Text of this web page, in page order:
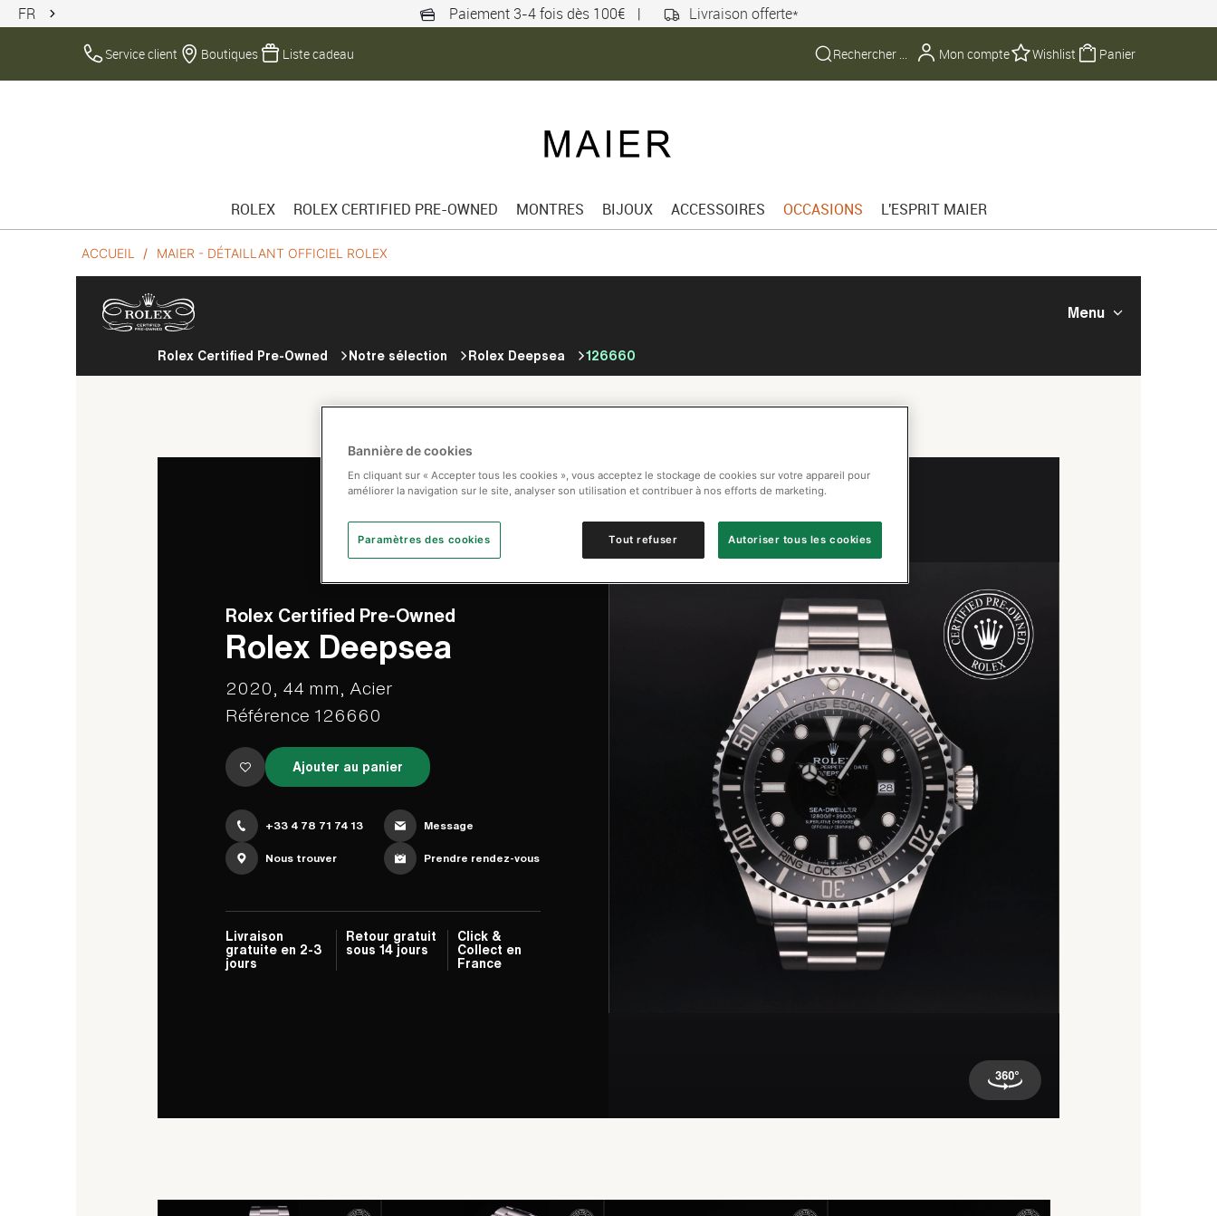
FR Paiement 3-4 fois dès 100€ | Livraison offerte*
Service client Boutiques Liste cadeau Mon compte Wishlist Panier
ROLEX ROLEX CERTIFIED PRE-OWNED MONTRES BIJOUX ACCESSOIRES OCCASIONS L'ESPRIT MAIER
ACCUEIL MAIER - DÉTAILLANT OFFICIEL ROLEX
Menu
Rolex Certified Pre-Owned Notre sélection Rolex Deepsea 126660
Rolex Certified Pre-Owned
Rolex Deepsea
2020, 44 mm, Acier
Référence 126660
Ajouter au panier
+33 4 78 71 74 13 Message
Nous trouver Prendre rendez-vous
Livraison
gratuite en 2-3
jours
Retour gratuit
sous 14 jours
Click &
Collect en
France
Bannière de cookies
En cliquant sur « Accepter tous les cookies », vous acceptez le stockage de cookies sur votre appareil pour
améliorer la navigation sur le site, analyser son utilisation et contribuer à nos efforts de marketing.
Paramètres des cookies Tout refuser Autoriser tous les cookies